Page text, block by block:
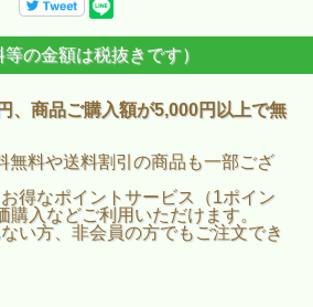
等の金額は税抜きです）
、商品ご購入額が5,000円以上で無
無料や送料割引の商品も一部ござ
得なポイントサービス（1ポイン
購入などご利用いただけます。
い方、非会員の方でもご注文でき